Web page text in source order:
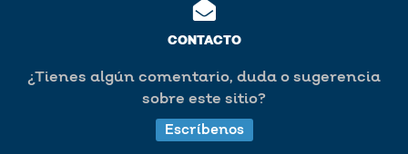
CONTACTO
¿Tienes algún comentario, duda o sugerencia
sobre este sitio?
Escríbenos